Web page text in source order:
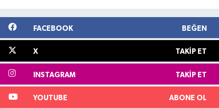
FACEBOOK BEĞEN
X TAKIP ET
INSTAGRAM TAKIP ET
YOUTUBE ABONE OL